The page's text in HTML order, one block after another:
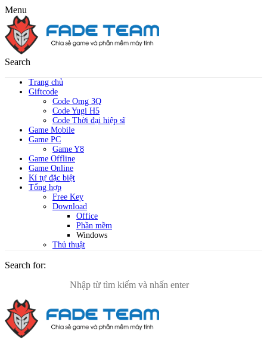
Menu
Search
Trang chủ
Giftcode
Code Omg 3Q
Code Yugi H5
Code Thời đại hiệp sĩ
Game Mobile
Game PC
Game Y8
Game Offline
Game Online
Kí tự đặc biệt
Tổng hợp
Free Key
Download
Office
Phần mềm
Windows
Thủ thuật
Search for: